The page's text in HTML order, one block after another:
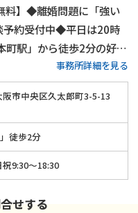
料】◆離婚問題に「強い
約受付中◆平日は20時
駅」から徒歩2分の好立
応◆リラックスしてご相談
ただけるリーガルサービ
事務所詳細を見る
阪市中央区久太郎町3-5-13
徒歩2分
9:30～18:30
せする